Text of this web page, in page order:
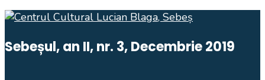
Sebeșul, an II, nr. 3, Decembrie 2019